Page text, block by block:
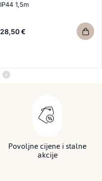
IP44 1,5m
28,50 €
Povoljne cijene i stalne
akcije